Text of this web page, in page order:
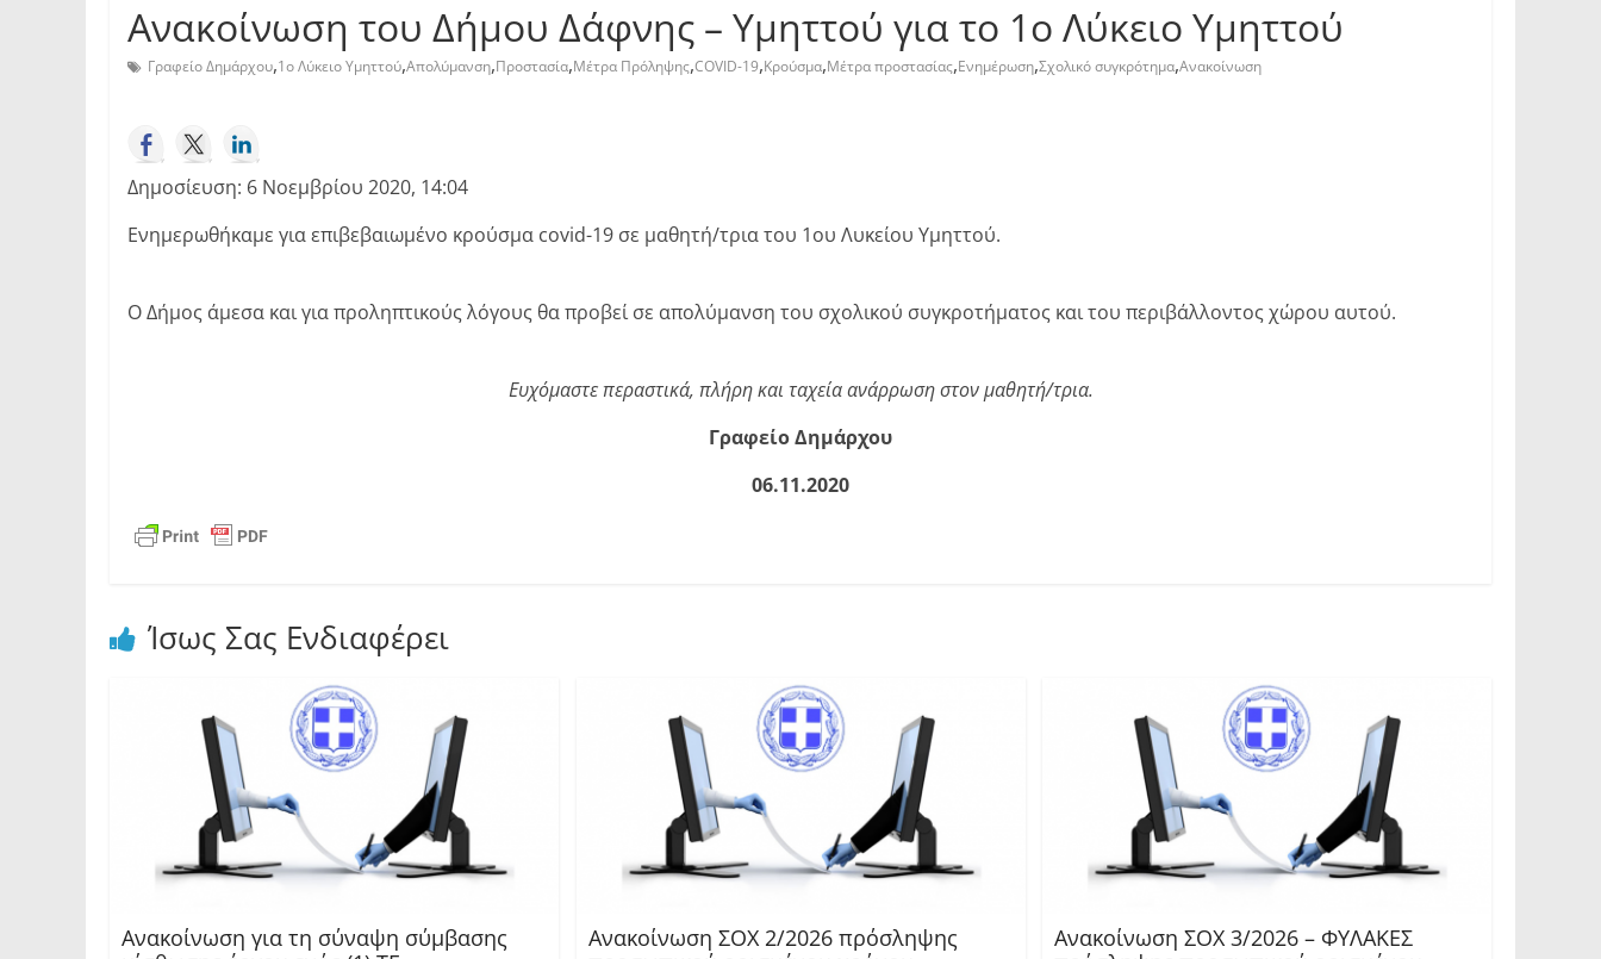
Ανακοίνωση του Δήμου Δάφνης – Υμηττού για το 1ο Λύκειο Υμηττού
Γραφείο Δημάρχου,1ο Λύκειο Υμηττού,Απολύμανση,Προστασία,Μέτρα Πρόληψης,COVID-19,Κρούσμα,Μέτρα προστασίας,Ενημέρωση,Σχολικό συγκρότημα,Ανακοίνωση
Δημοσίευση: 6 Νοεμβρίου 2020, 14:04
Ενημερωθήκαμε για επιβεβαιωμένο κρούσμα covid-19 σε μαθητή/τρια του 1ου Λυκείου Υμηττού.
Ο Δήμος άμεσα και για προληπτικούς λόγους θα προβεί σε απολύμανση του σχολικού συγκροτήματος και του περιβάλλοντος χώρου αυτού.
Ευχόμαστε περαστικά, πλήρη και ταχεία ανάρρωση στον μαθητή/τρια.
Γραφείο Δημάρχου
06.11.2020
Ίσως Σας Ενδιαφέρει
Ανακοίνωση για τη σύναψη σύμβασης
Ανακοίνωση ΣΟΧ 2/2026 πρόσληψης
Ανακοίνωση ΣΟΧ 3/2026 – ΦΥΛΑΚΕΣ